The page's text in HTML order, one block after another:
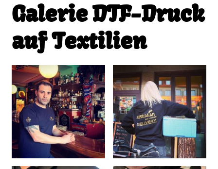
Galerie DTF-Druck
auf Textilien